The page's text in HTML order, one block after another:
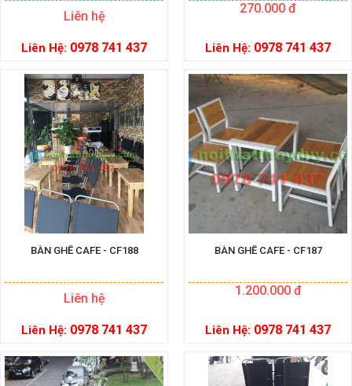
Liên hệ
Liên Hệ: 0978 741 437
270.000 đ
Liên Hệ: 0978 741 437
BÀN GHẾ CAFE - CF188
Liên hệ
Liên Hệ: 0978 741 437
BÀN GHẾ CAFE - CF187
1.200.000 đ
Liên Hệ: 0978 741 437